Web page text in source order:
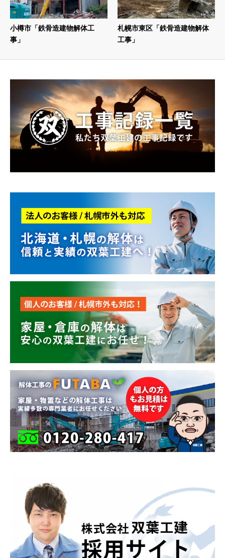
小樽市「鉄骨造建物解体工
事」
札幌市東区「鉄骨造建物解体
工事」